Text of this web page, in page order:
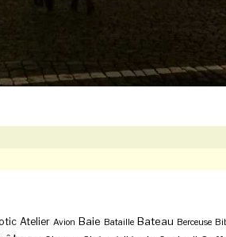
Atelier Avion Baie Bataille Bateau Berceuse